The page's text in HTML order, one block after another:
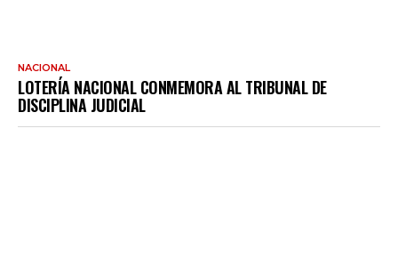
NACIONAL
LOTERÍA NACIONAL CONMEMORA AL TRIBUNAL DE
DISCIPLINA JUDICIAL